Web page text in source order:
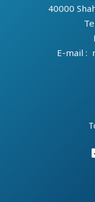
40000
E-mail :